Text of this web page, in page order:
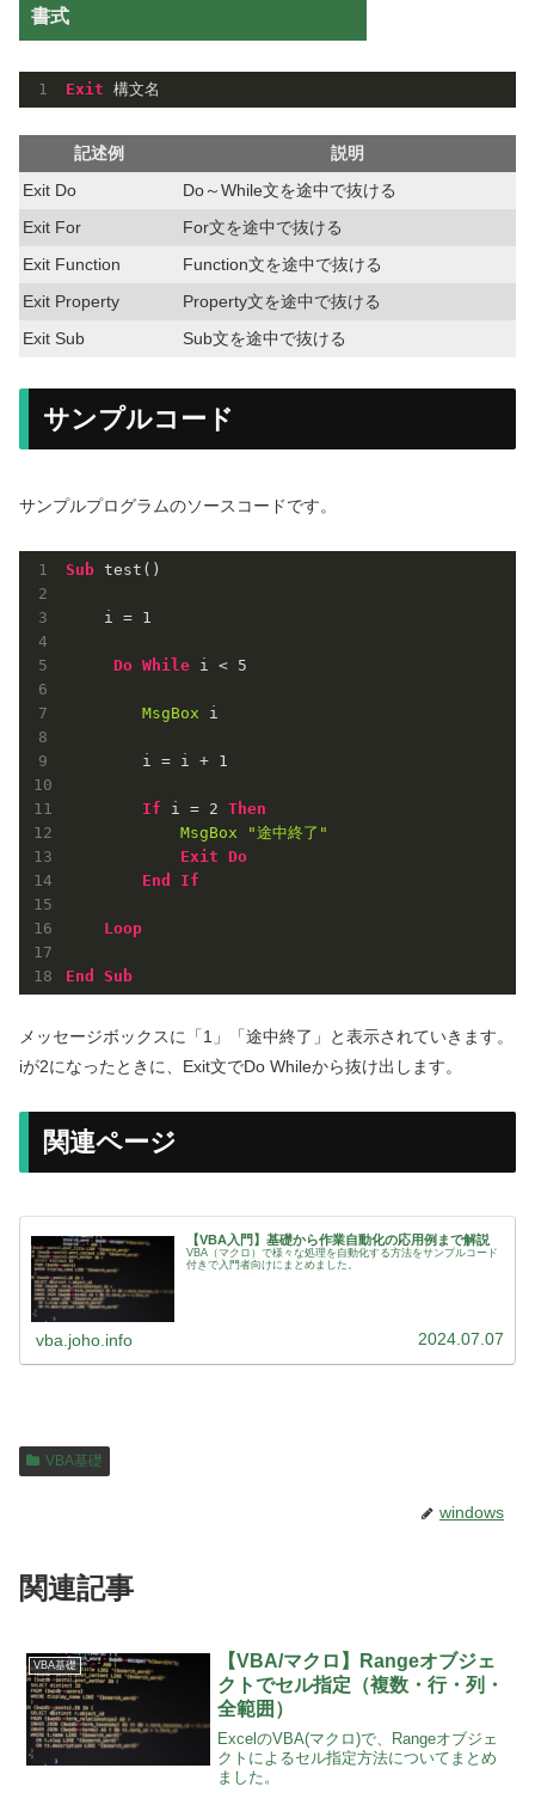
書式
Exit
記述例
説明
Exit Do
Do～While文を途中で抜ける
Exit For
For文を途中で抜ける
Exit Function
Function文を途中で抜ける
Exit Property
Property文を途中で抜ける
Exit Sub
Sub文を途中で抜ける
サンプルコード
サンプルプログラムのソースコードです。
Sub test()
    i =
1
Do While i < 5
MsgBox i
        i = i +
1
If i = 2 Then
MsgBox
"途中終了"
Exit Do
End
If
Loop
End Sub
メッセージボックスに「1」「途中終了」と表示されていきます。
iが2になったときに、Exit文でDo Whileから抜け出します。
関連ページ
【VBA入門】基礎から作業自動化の応用例まで解説
VBA（マクロ）で様々な処理を自動化する方法をサンプルコード
付きで入門者向けにまとめました。
vba.joho.info 2024.07.07
VBA基礎
windows
関連記事
VBA基礎
【VBA/マクロ】Rangeオブジェ
クトでセル指定（複数・行・列・
全範囲）
ExcelのVBA(マクロ)で、Rangeオブジェ
クトによるセル指定方法についてまとめ
ました。